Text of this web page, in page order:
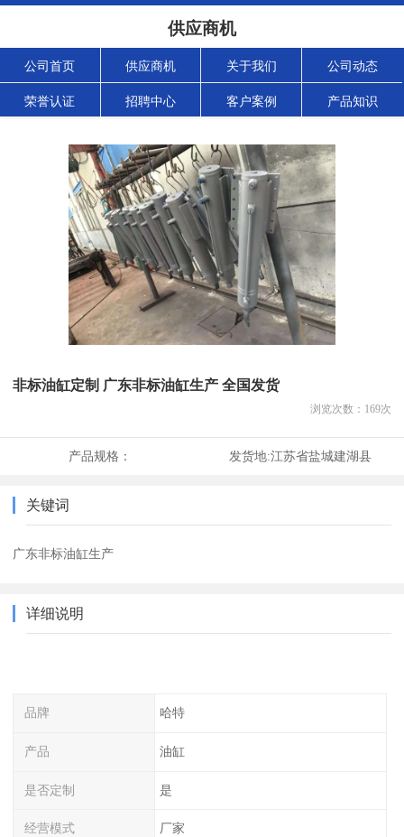
供应商机
公司首页 供应商机 关于我们 公司动态
荣誉认证 招聘中心 客户案例 产品知识
非标油缸定制 广东非标油缸生产 全国发货
浏览次数： 169次
产品规格： 发货地:江苏省盐城建湖县
关键词
广东非标油缸生产
详细说明
品牌 哈特
产品 油缸
是否定制 是
经营模式 厂家